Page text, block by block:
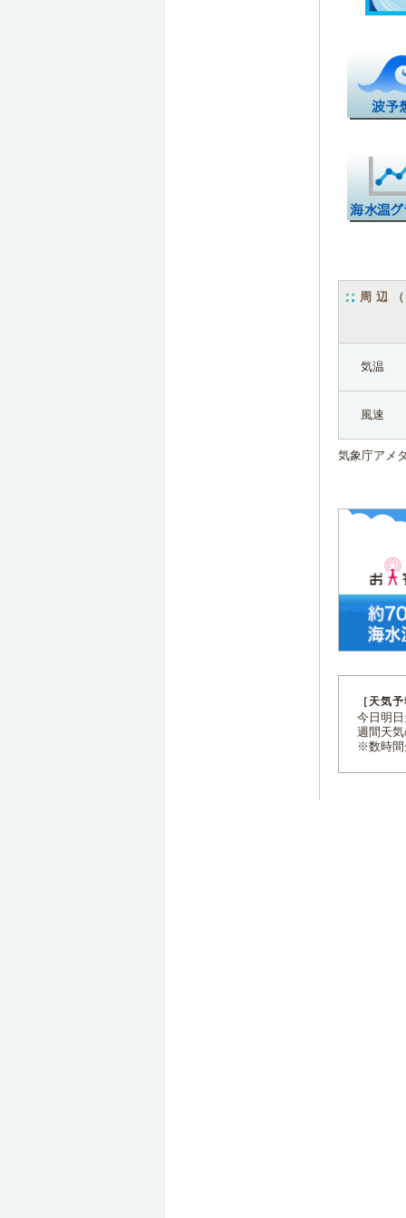
周辺
気温
風速
気象庁アメ
［天気
今日明
週間天
※数時間